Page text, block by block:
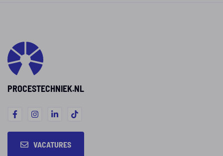
PROCESTECHNIEK.NL
VACATURES